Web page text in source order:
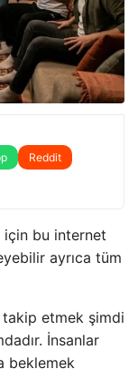
Reddit
bu internet
ayrıca tüm
takip etmek şimdi
İnsanlar
beklemek